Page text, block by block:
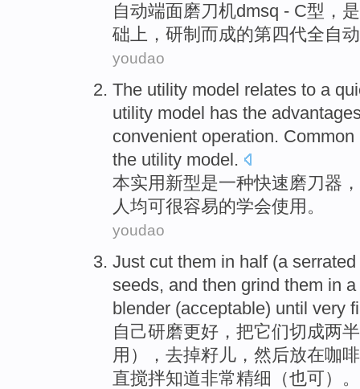
自动端面磨刀机dmsq - C型 ， 是
础上 ， 研制而成的第四代全自动
youdao
The utility model relates to a
utility model has the
convenient operation. Common
the utility model.
本实用新型是一种快速磨刀器
人均可很容易的学会使用 。
youdao
Just cut them in half(a serrated
seeds, and then grind them in
blender (acceptable) until very
自己研磨更好，把它们切成两半
用）， 去掉籽儿 ， 然后放在咖啡
直搅拌知道非常精细 （也可）。